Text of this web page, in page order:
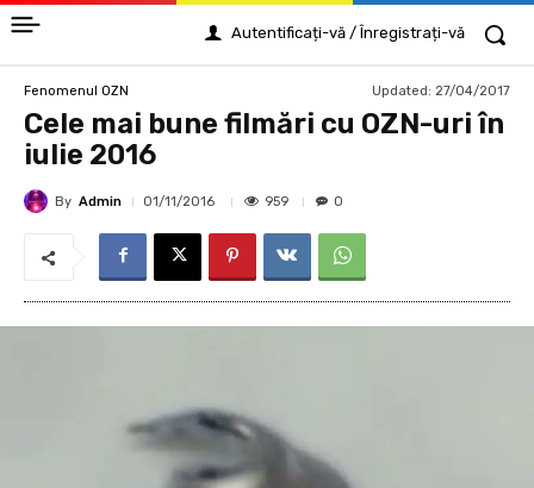
Autentificați-vă / Înregistrați-vă
Fenomenul OZN Updated: 27/04/2017
Cele mai bune filmări cu OZN-uri în
iulie 2016
By Admin 01/11/2016 959 0